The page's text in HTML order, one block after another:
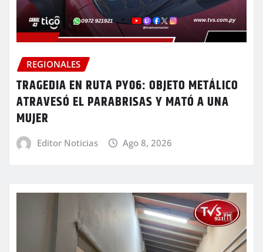
REGIONALES
TRAGEDIA EN RUTA PY06: OBJETO METÁLICO
ATRAVESÓ EL PARABRISAS Y MATÓ A UNA
MUJER
Editor Noticias Ago 8, 2026